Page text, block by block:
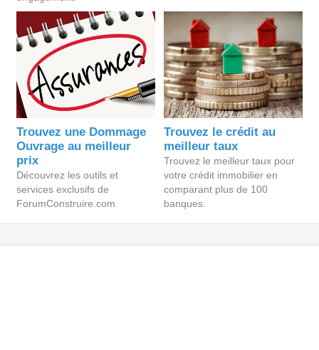
Trouvez une Dommage
Ouvrage au meilleur
prix
Découvrez les outils et
services exclusifs de
ForumConstruire.com
Trouvez le crédit au
meilleur taux
Trouvez le meilleur taux pour
votre crédit immobilier en
comparant plus de 100
banques.